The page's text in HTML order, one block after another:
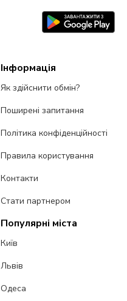
Інформація
Як здійснити обмін?
Поширені запитання
Політика конфіденційності
Правила користування
Контакти
Стати партнером
Популярні міста
Київ
Львів
Одеса